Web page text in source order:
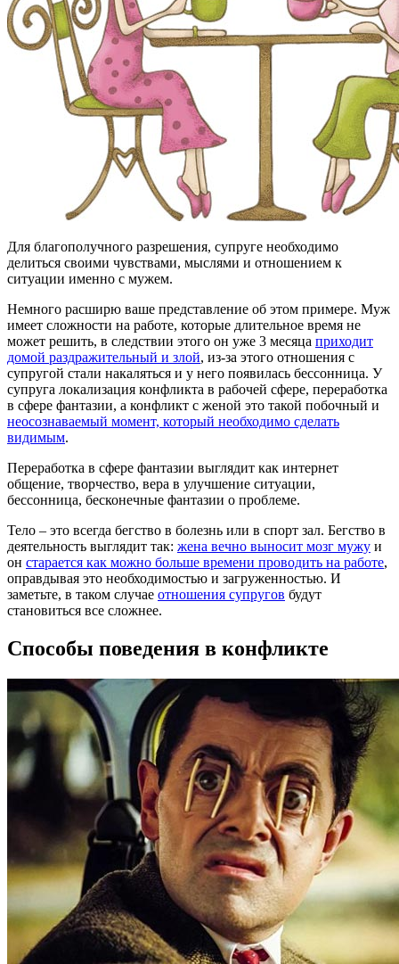
Для благополучного разрешения, супруге необходимо
делиться своими чувствами, мыслями и отношением к
ситуации именно с мужем.
Немного расширю ваше представление об этом примере. Муж
имеет сложности на работе, которые длительное время не
может решить, в следствии этого он уже 3 месяца приходит
домой раздражительный и злой, из-за этого отношения с
супругой стали накаляться и у него появилась бессонница. У
супруга локализация конфликта в рабочей сфере, переработка
в сфере фантазии, а конфликт с женой это такой побочный и
неосознаваемый момент, который необходимо сделать
видимым.
Переработка в сфере фантазии выглядит как интернет
общение, творчество, вера в улучшение ситуации,
бессонница, бесконечные фантазии о проблеме.
Тело – это всегда бегство в болезнь или в спорт зал. Бегство в
деятельность выглядит так: жена вечно выносит мозг мужу и
он старается как можно больше времени проводить на работе,
оправдывая это необходимостью и загруженностью. И
заметьте, в таком случае отношения супругов будут
становиться все сложнее.
Способы поведения в конфликте